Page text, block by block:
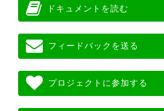
ドキュメントを読む
フィードバックを送る
プロジェクトに参加する